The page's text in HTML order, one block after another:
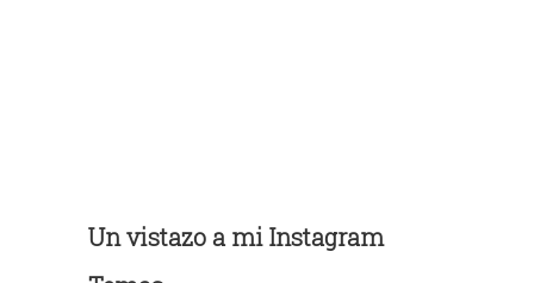
Un vistazo a mi Instagram